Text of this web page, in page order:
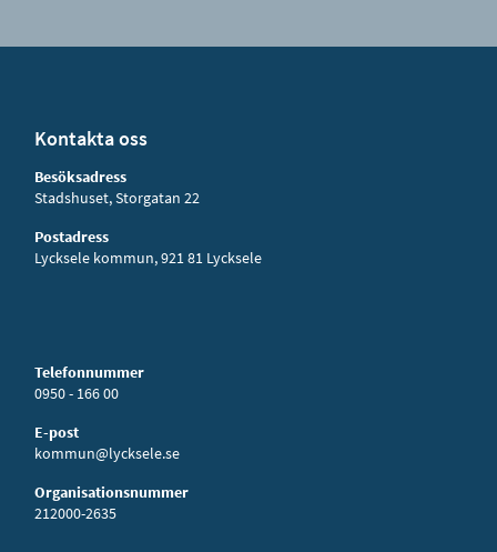
Kontakta oss
Besöksadress
Stadshuset, Storgatan 22
Postadress
Lycksele kommun, 921 81 Lycksele
Telefonnummer
0950 - 166 00
E-post
kommun@lycksele.se
Organisationsnummer
212000-2635